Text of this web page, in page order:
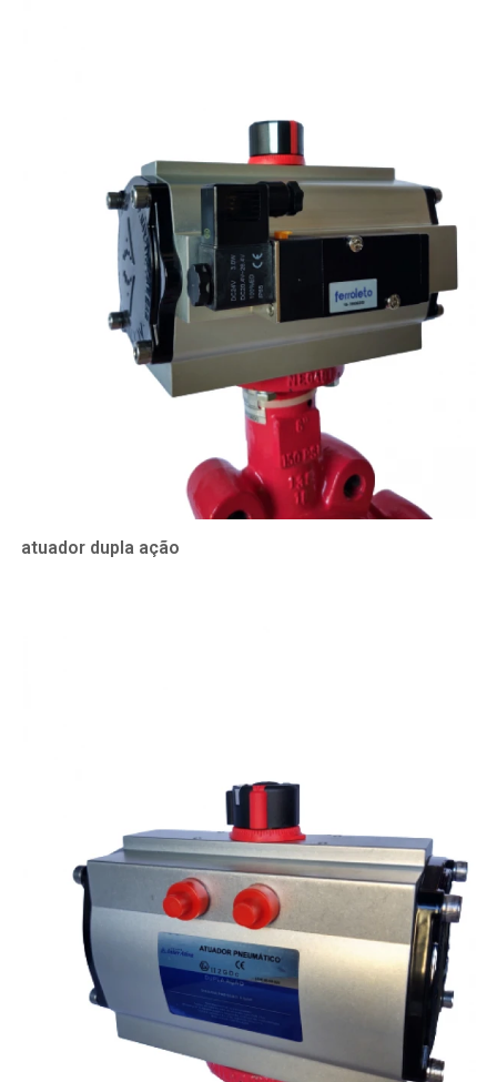
atuador dupla ação